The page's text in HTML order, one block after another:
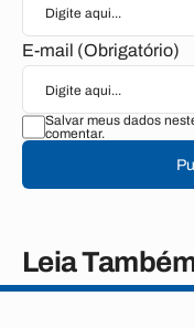
E-mail (Obrigatório)
Salvar meus dados
comentar.
Leia